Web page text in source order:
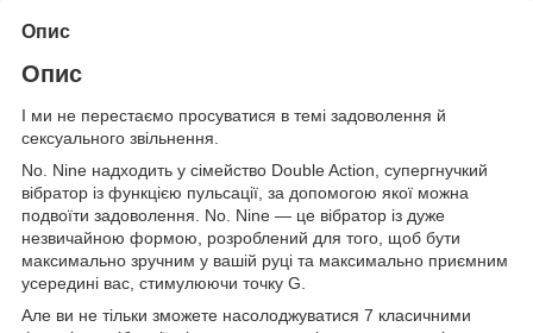
Опис
Опис
І ми не перестаємо просуватися в темі задоволення й
сексуального звільнення.
No. Nine надходить у сімейство Double Action, супергнучкий
вібратор із функцією пульсації, за допомогою якої можна
подвоїти задоволення. No. Nine — це вібратор із дуже
незвичайною формою, розроблений для того, щоб бути
максимально зручним у вашій руці та максимально приємним
усередині вас, стимулюючи точку G.
Але ви не тільки зможете насолоджуватися 7 класичними